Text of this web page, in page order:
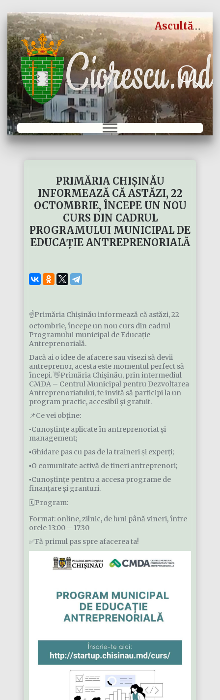
Ascultă
PRIMĂRIA CHIȘINĂU
INFORMEAZĂ CĂ ASTĂZI, 22
OCTOMBRIE, ÎNCEPE UN NOU
CURS DIN CADRUL
PROGRAMULUI MUNICIPAL DE
EDUCAȚIE ANTREPRENORIALĂ
☝️Primăria Chișinău informează că astăzi, 22
octombrie, începe un nou curs din cadrul
Programului municipal de Educație
Antreprenorială.
Dacă ai o idee de afacere sau visezi să devii
antreprenor, acesta este momentul perfect să
începi. 👋Primăria Chișinău, prin intermediul
CMDA – Centrul Municipal pentru Dezvoltarea
Antreprenoriatului, te invită să participi la un
program practic, accesibil și gratuit.
📌Ce vei obține:
▪️Cunoștințe aplicate în antreprenoriat și
management;
▪️Ghidare pas cu pas de la traineri și experți;
▪️O comunitate activă de tineri antreprenori;
▪️Cunoștințe pentru a accesa programe de
finanțare și granturi.
🗓Program:
Format: online, zilnic, de luni până vineri, între
orele 13:00 – 17:30
✅Fă primul pas spre afacerea ta!